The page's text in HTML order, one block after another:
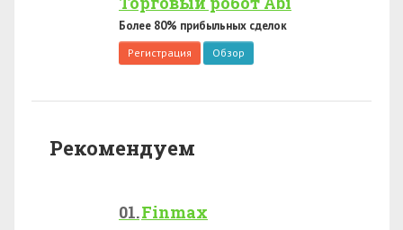
Более 80% прибыльных сделок
Регистрация Обзор
Рекомендуем
Finmax